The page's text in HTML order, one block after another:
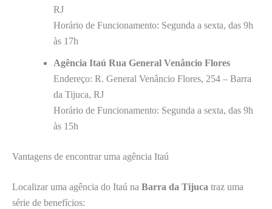
RJ
Horário de Funcionamento: Segunda a sexta, das 9h
às 17h
Agência Itaú Rua General Venâncio Flores
Endereço: R. General Venâncio Flores, 254 – Barra
da Tijuca, RJ
Horário de Funcionamento: Segunda a sexta, das 9h
às 15h
Vantagens de encontrar uma agência Itaú
Localizar uma agência do Itaú na Barra da Tijuca traz uma
série de benefícios: